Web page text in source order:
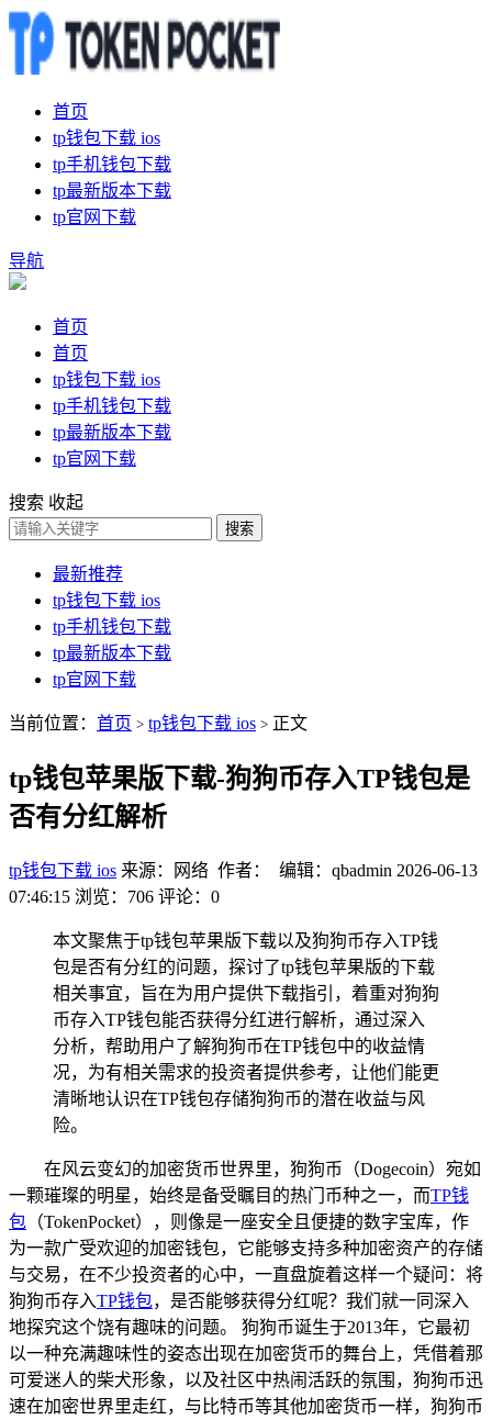
首页
tp钱包下载 ios
tp手机钱包下载
tp最新版本下载
tp官网下载
导航
首页
首页
tp钱包下载 ios
tp手机钱包下载
tp最新版本下载
tp官网下载
搜索 收起
搜索
最新推荐
tp钱包下载 ios
tp手机钱包下载
tp最新版本下载
tp官网下载
当前位置： 首页 > tp钱包下载 ios > 正文
tp钱包苹果版下载-狗狗币存入TP钱包是
否有分红解析
tp钱包下载 ios 来源：网络 作者： 编辑：qbadmin 2026-06-13
07:46:15 浏览：706 评论：0
本文聚焦于tp钱包苹果版下载以及狗狗币存入TP钱
包是否有分红的问题，探讨了tp钱包苹果版的下载
相关事宜，旨在为用户提供下载指引，着重对狗狗
币存入TP钱包能否获得分红进行解析，通过深入
分析，帮助用户了解狗狗币在TP钱包中的收益情
况，为有相关需求的投资者提供参考，让他们能更
清晰地认识在TP钱包存储狗狗币的潜在收益与风
险。
在风云变幻的加密货币世界里，狗狗币（Dogecoin）宛如
一颗璀璨的明星，始终是备受瞩目的热门币种之一，而TP钱
包 （TokenPocket），则像是一座安全且便捷的数字宝库，作
为一款广受欢迎的加密钱包，它能够支持多种加密资产的存储
与交易，在不少投资者的心中，一直盘旋着这样一个疑问：将
狗狗币存入TP钱包，是否能够获得分红呢？我们就一同深入
地探究这个饶有趣味的问题。 狗狗币诞生于2013年，它最初
以一种充满趣味性的姿态出现在加密货币的舞台上，凭借着那
可爱迷人的柴犬形象，以及社区中热闹活跃的氛围，狗狗币迅
速在加密世界里走红，与比特币等其他加密货币一样，狗狗币